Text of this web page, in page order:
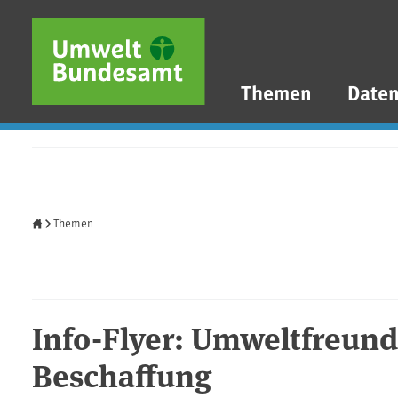
Direkt zum Inhalt
Direkt zum Hauptmenü
Direkt zur Fußzeile
Themen
Themen
Info-Flyer:
Beschaffung